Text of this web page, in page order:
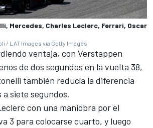
Mercedes, Charles Leclerc, Ferrari, Oscar
/ LAT Images via Getty Images
ventaja, con Verstappen
de dos segundos en la vuelta 38,
también reducía la diferencia
siete segundos.
con una maniobra por el
3 para colocarse cuarto, y luego